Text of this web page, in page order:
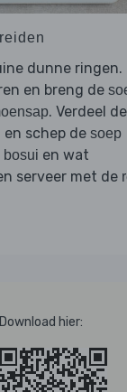
dunne ringen.
en breng de
. Verdeel de
en schep de soep
bosui en wat
serveer met de
Download hier: